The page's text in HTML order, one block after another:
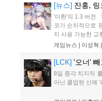
[뉴스] 잔홍,
'이환'의 1.3 버전
코가 순차적으로
지 사용 가능한 교
게임뉴스 | 이성혁 |
[LCK] '오너'
8일 종각 치지직
아닌 콜업된 신예